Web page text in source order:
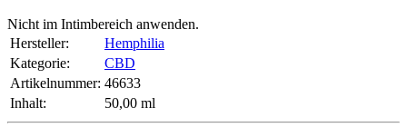
Nicht im Intimbereich anwenden.
Hersteller:
Hemphilia
Kategorie:
CBD
Artikelnummer: 46633
Inhalt‍:
50,00 ml